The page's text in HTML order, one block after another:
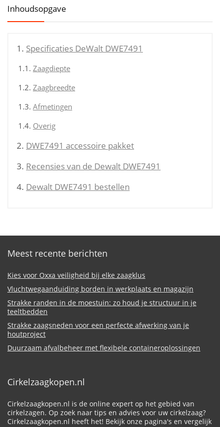
Inhoudsopgave
Specificaties DeWalt DWE7491
Zaagdiepte
Zaagbreedte
Afmetingen
Overig
DWE7491 accessoire pakket
Recensies van de Dewalt DWE7491
Dewalt DWE7491 bestellen
Meest recente berichten
Kies voor Oxxa veiligheid bij elke zaagklus
Vluchtwegaanduiding borden in werkplaats en magazijn
Strakke randen in de moestuin: zo houd je structuur in je
teeltbedden
Strakke zaagsneden voor een perfecte afwerking van je
houtproject
Duurzaam afvalbeheer met flexibele containeroplossingen
Cirkelzaagkopen.nl
Cirkelzaagkopen.nl is de online expert op het gebied van
cirkelzagen. Op zoek naar tips en advies voor uw cirkelzaag?
Cirkelzaagkopen.nl heeft het! Bekijk onze pagina's en vergelijk